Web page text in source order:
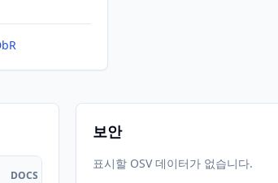
DOCS
보안
표시할 OSV 데이터가 없습니다.